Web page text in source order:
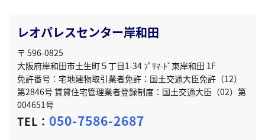
レオパレスセンター岸和田
〒 596-0825
大阪府岸和田市土生町５丁目1-34 ﾌﾟﾘﾏ-ﾄﾞ東岸和田 1F
免許番号：宅地建物取引業者免許：国土交通大臣免許（12）
第2846号 賃貸住宅管理業者登録制度：国土交通大臣（02）第
004651号
TEL： 050-7586-2687